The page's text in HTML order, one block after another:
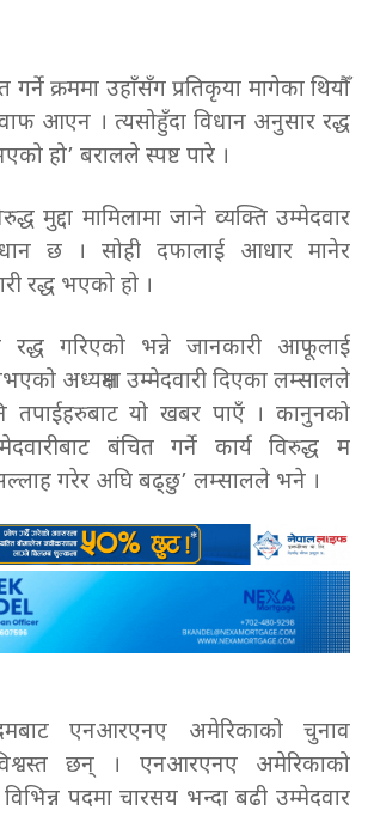
गर्ने क्रममा उहाँसँग प्रतिकृया मागेका थियौँ
आएन । त्यसोहुँदा विधान अनुसार रद्ध
हो’ बरालले स्पष्ट पारे ।
मुद्दा मामिलामा जाने व्यक्ति उम्मेदवार
छ । सोही दफालाई आधार मानेर
रद्ध भएको हो ।
रद्ध गरिएको भन्ने जानकारी आफूलाई
अध्यक्षमा उम्मेदवारी दिएका लम्सालले
तपाईहरुबाट यो खबर पाएँ । कानुनको
बंचित गर्ने कार्य विरुद्ध म
गरेर अघि बढ्छु’ लम्सालले भने ।
एनआरएनए अमेरिकाको चुनाव
छन् । एनआरएनए अमेरिकाको
विभिन्न पदमा चारसय भन्दा बढी उम्मेदवार